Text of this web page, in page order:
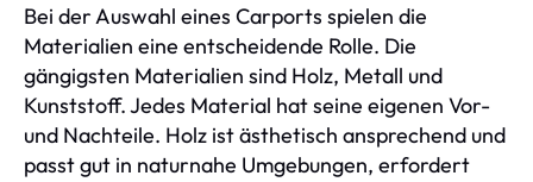
Bei der Auswahl eines Carports spielen die
Materialien eine entscheidende Rolle. Die
gängigsten Materialien sind Holz, Metall und
Kunststoff. Jedes Material hat seine eigenen Vor-
und Nachteile. Holz ist ästhetisch ansprechend und
passt gut in naturnahe Umgebungen, erfordert